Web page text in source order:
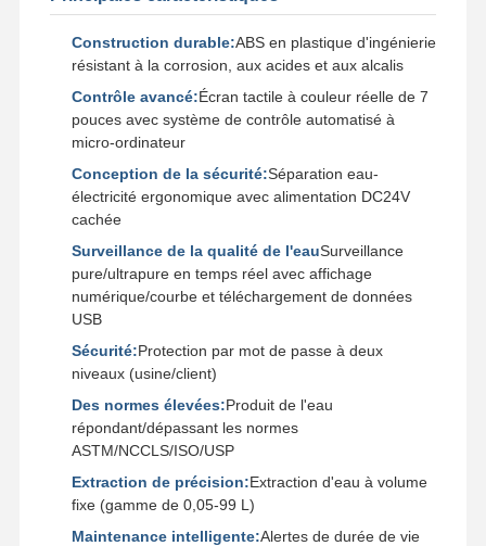
Accueil Produits
Construction durable:ABS en plastique d'ingénierie
résistant à la corrosion, aux acides et aux alcalis
Contrôle avancé:Écran tactile à couleur réelle de 7
pouces avec système de contrôle automatisé à
micro-ordinateur
Conception de la sécurité:Séparation eau-
électricité ergonomique avec alimentation DC24V
cachée
Surveillance de la qualité de l'eauSurveillance
pure/ultrapure en temps réel avec affichage
numérique/courbe et téléchargement de données
USB
Sécurité:Protection par mot de passe à deux
niveaux (usine/client)
Des normes élevées:Produit de l'eau
répondant/dépassant les normes
ASTM/NCCLS/ISO/USP
Extraction de précision:Extraction d'eau à volume
fixe (gamme de 0,05-99 L)
Maintenance intelligente:Alertes de durée de vie